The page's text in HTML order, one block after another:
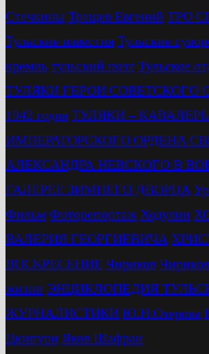
Стечкины Трещев Евгений ТРО
Тульские известия Тульские
кремль тульский поэт Тульское
ТУЛЯКИ ГЕРОИ СОВЕТСКОГО
1942 годов ТУЛЯКИ –
ИМПЕРАТОРСКОГО ОРДЕНА
АЛЕКСАНДРА НЕВСКОГО В
ГАЛЕРЕЕ ЗИМНЕГО ДВОРЦА
Фильм Фоторепортаж Ходулин
ВАЛЕРИЯ ГЕОРГИЕВИЧА
ВОСКРЕСЕНИЕ Чириков
жизни ЭНЦИКЛОПЕДИЯ
ЖУРНАЛИСТИКИ Ю.Н.Озерова
Цкипури Яков Шафран